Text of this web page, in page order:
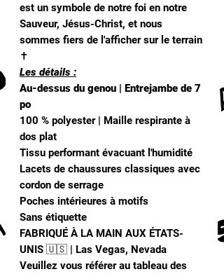
est un symbole de notre foi en notre
Sauveur, Jésus-Christ, et nous
sommes fiers de l'afficher sur le terrain
✝
Les détails :
Au-dessus du genou | Entrejambe de 7
po
100 % polyester | Maille respirante à
dos plat
Tissu performant évacuant l'humidité
Lacets de chaussures classiques avec
cordon de serrage
Poches intérieures à motifs
Sans étiquette
FABRIQUÉ À LA MAIN AUX ÉTATS-
UNIS 🇺🇸 | Las Vegas, Nevada
Veuillez vous référer au tableau des